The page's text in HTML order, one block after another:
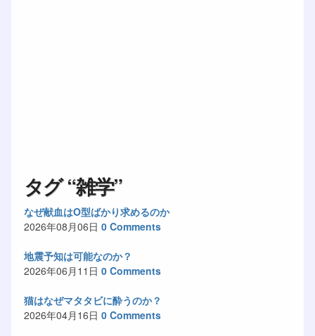
タグ “雑学”
なぜ献血はO型ばかり求めるのか
2026年08月06日 0 Comments
地震予知は可能なのか？
2026年06月11日 0 Comments
猫はなぜマタタビに酔うのか？
2026年04月16日 0 Comments